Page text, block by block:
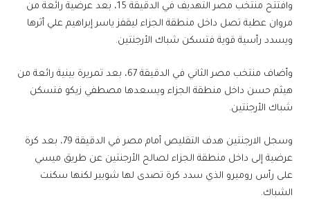
وافتتح منتخب مصر التهديف في الدقيقة 15، بعد عرضية رائعة من
مروان عطية تصل داخل منطقة الجزاء ليقفز ياسر إبراهيم علي أثرها
ويسدد رأسية قوية فتسكن شباك الأرجنتين.
وأضاف منتخب مصر الثاني في الدقيقة 67، بعد تمريرة بينية رائعة من
هيثم حسن داخل منطقة الجزاء ويسعدها مصطفي زيكو فتسكن
شباك الأرجنتين.
وسجل الارجنتين هدف التقليص أمام مصر في الدقيقة 79، بعد كرة
عرضية إلى داخل منطقة الجزاء لصالح الأرجنتين عن طريق ميسي
على رأس روميرو الذي سدد كرة تصدى لها شوبير لكنها سكنت
الشباك.